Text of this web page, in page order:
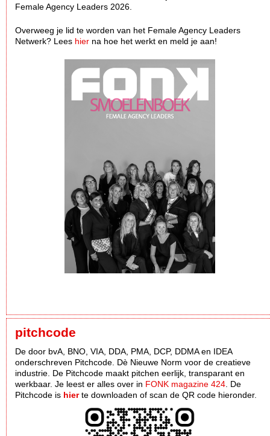
Female Agency Leaders 2026.
Overweeg je lid te worden van het Female Agency Leaders
Netwerk? Lees hier na hoe het werkt en meld je aan!
pitchcode
De door bvA, BNO, VIA, DDA, PMA, DCP, DDMA en IDEA
onderschreven Pitchcode. Dè Nieuwe Norm voor de creatieve
industrie. De Pitchcode maakt pitchen eerlijk, transparant en
werkbaar. Je leest er alles over in FONK magazine 424 . De
Pitchcode is hierte downloaden of scan de QR code hieronder.